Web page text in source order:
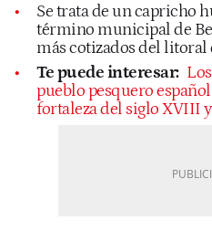
Se trata de un capricho
término municipal de
más cotizados del litoral
Te puede interesar:
pueblo pesquero
fortaleza del siglo XVIII